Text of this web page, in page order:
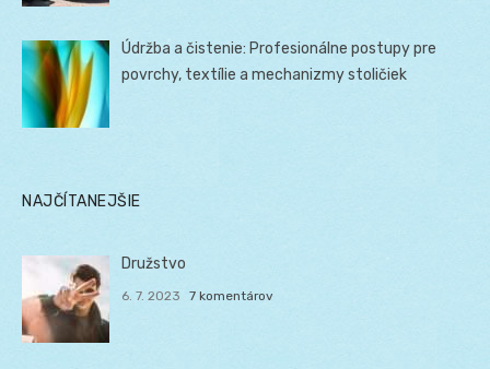
Údržba a čistenie: Profesionálne postupy pre
povrchy, textílie a mechanizmy stoličiek
NAJČÍTANEJŠIE
Družstvo
6. 7. 2023 7 komentárov